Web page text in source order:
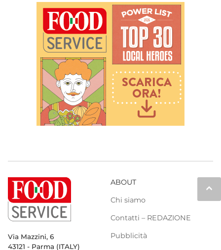
keyboard_arrow_up
Via Mazzini, 6
43121 - Parma (ITALY)
ABOUT
Chi siamo
Contatti – REDAZIONE
Pubblicità